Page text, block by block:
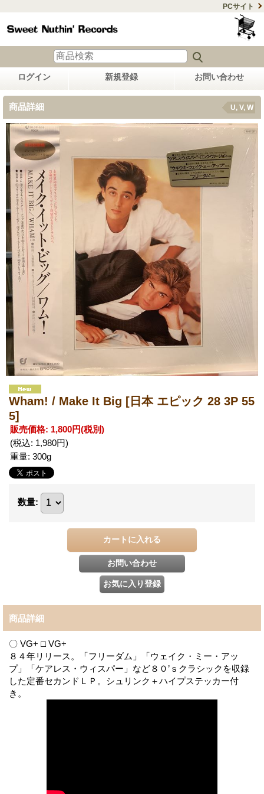
PCサイト
ログイン 新規登録 お問い合わせ
商品詳細 U, V, W
Wham! / Make It Big [日本 エピック 28 3P 55
5]
販売価格: 1,800円(税別)
(税込: 1,980円)
重量: 300g
数量:
商品詳細
〇 VG+ □ VG+
８４年リリース。「フリーダム」「ウェイク・ミー・アッ
プ」「ケアレス・ウィスパー」など８０’ｓクラシックを収録
した定番セカンドＬＰ。シュリンク＋ハイプステッカー付
き。